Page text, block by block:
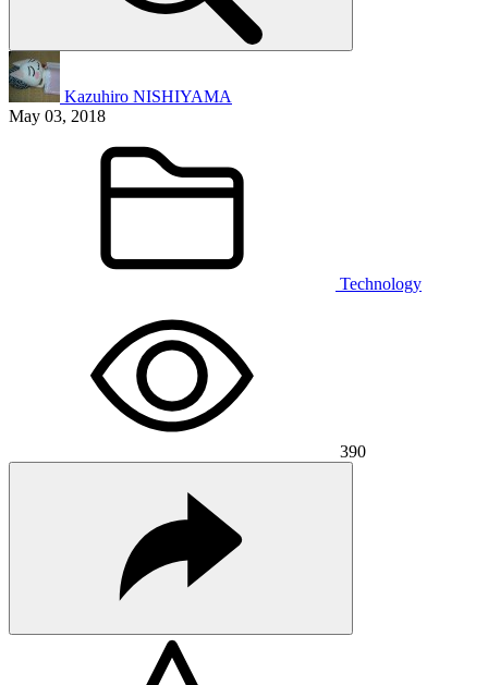
Kazuhiro NISHIYAMA
May 03, 2018
Technology
390